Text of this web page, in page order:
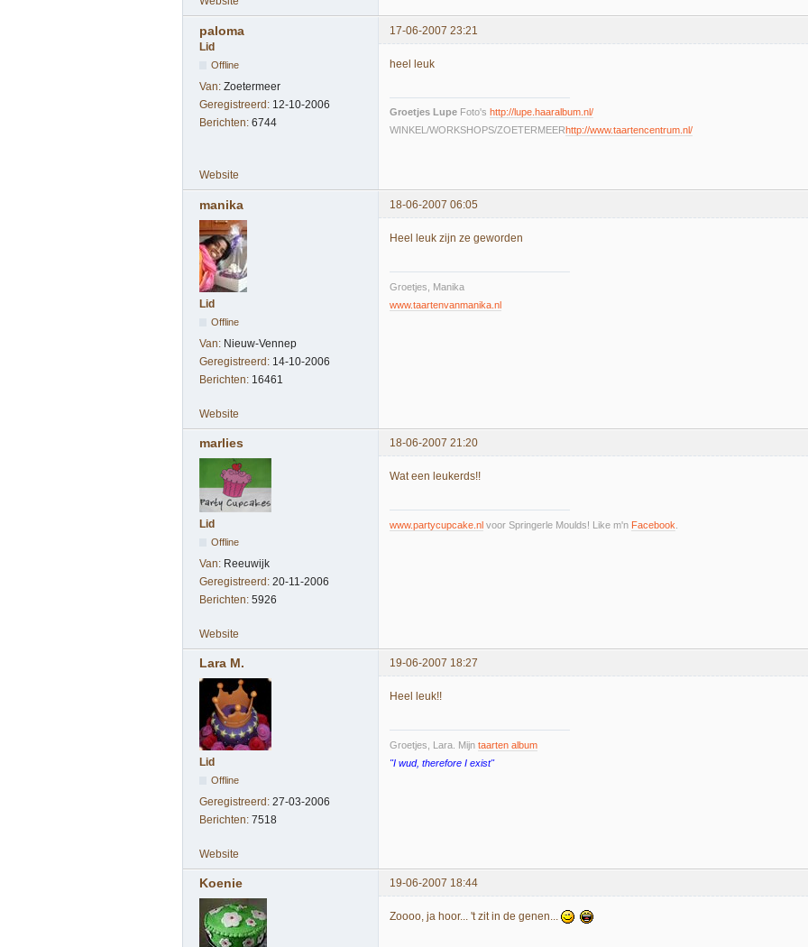
paloma
17-06-2007 23:21
Lid
Offline
Van: Zoetermeer
Geregistreerd: 12-10-2006
Berichten: 6744
heel leuk
Groetjes Lupe Foto's http://lupe.haaralbum.nl/
WINKEL/WORKSHOPS/ZOETERMEERhttp://www.taartencentrum.nl/
Website
manika 18-06-2007 06:05
Lid
Offline
Van: Nieuw-Vennep
Geregistreerd: 14-10-2006
Berichten: 16461
Heel leuk zijn ze geworden
Groetjes, Manika
www.taartenvanmanika.nl
Website
marlies 18-06-2007 21:20
Lid
Offline
Van: Reeuwijk
Geregistreerd: 20-11-2006
Berichten: 5926
Wat een leukerds!!
www.partycupcake.nl voor Springerle Moulds! Like m'n Facebook
Website
Lara M. 19-06-2007 18:27
Lid
Offline
Geregistreerd: 27-03-2006
Berichten: 7518
Heel leuk!!
Groetjes, Lara. Mijn taarten album
"I wud, therefore I exist"
Website
Koenie 19-06-2007 18:44
Zoooo, ja hoor... 't zit in de genen...